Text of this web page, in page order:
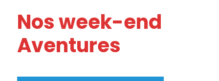
Nos week-end
Aventures